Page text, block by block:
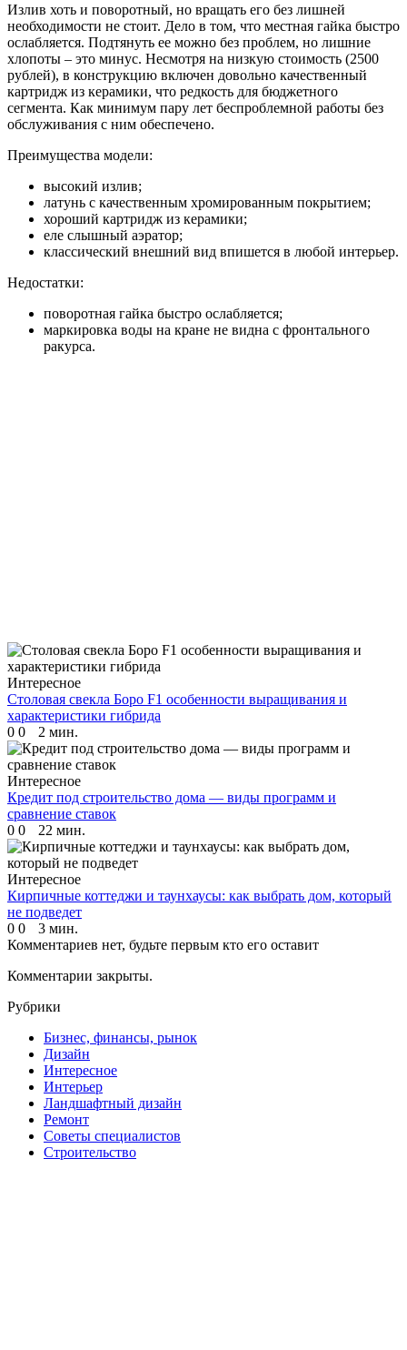
Излив хоть и поворотный, но вращать его без лишней
необходимости не стоит. Дело в том, что местная гайка быстро
ослабляется. Подтянуть ее можно без проблем, но лишние
хлопоты – это минус. Несмотря на низкую стоимость (2500
рублей), в конструкцию включен довольно качественный
картридж из керамики, что редкость для бюджетного
сегмента. Как минимум пару лет беспроблемной работы без
обслуживания с ним обеспечено.
Преимущества модели:
высокий излив;
латунь с качественным хромированным покрытием;
хороший картридж из керамики;
еле слышный аэратор;
классический внешний вид впишется в любой интерьер.
Недостатки:
поворотная гайка быстро ослабляется;
маркировка воды на кране не видна с фронтального
ракурса.
Интересное
Столовая свекла Боро F1 особенности выращивания и
характеристики гибрида
0 0 2 мин.
Интересное
Кредит под строительство дома — виды программ и
сравнение ставок
0 0 22 мин.
Интересное
Кирпичные коттеджи и таунхаусы: как выбрать дом, который
не подведет
0 0
3 мин.
Комментариев нет, будьте первым кто его оставит
Комментарии закрыты.
Рубрики
Бизнес, финансы, рынок
Дизайн
Интересное
Интерьер
Ландшафтный дизайн
Ремонт
Советы специалистов
Строительство